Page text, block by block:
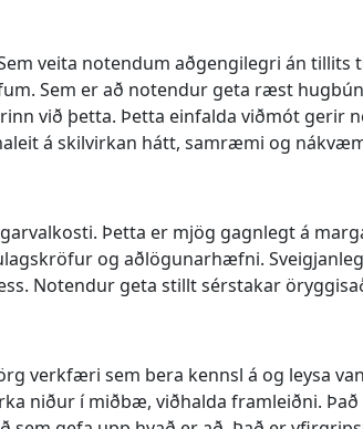
veita notendum aðgengilegri án
Sem er að notendur geta ræst
við þetta. Þetta einfalda viðmót gerir
á skilvirkan hátt, samræmi og
Þetta er mjög gagnlegt á
og aðlögunarhæfni.
Notendur geta stillt sérstakar
verkfæri sem bera kennsl á og leysa
niður í miðbæ, viðhalda framleiðni.